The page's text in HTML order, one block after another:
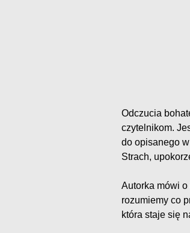
Odczucia
czytelnikom.
do opisanego w
Strach,
Autorka mówi o
rozumiemy co
która staje się